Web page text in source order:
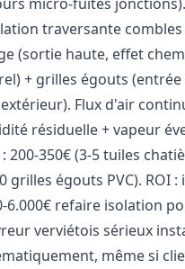
traversante combles
(sortie haute, effet
+ grilles égouts (entrée
Flux d'air
résiduelle + vapeur
200-350€ (3-5 tuiles
grilles égouts PVC). ROI
6.000€ refaire isolation
verviétois sérieux
même si